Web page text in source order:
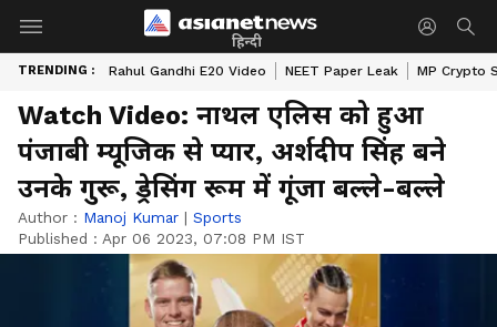
हिन्दी
TRENDING : Rahul Gandhi E20 Video NEET Paper Leak MP Crypto
Watch Video: नाथल एलिस को हुआ
पंजाबी म्यूजिक से प्यार, अर्शदीप सिंह बने
उनके गुरू, ड्रेसिंग रूम में गूंजा बल्ले-बल्ले
Author : Manoj Kumar | Sports
Published : Apr 06 2023, 07:08 PM IST